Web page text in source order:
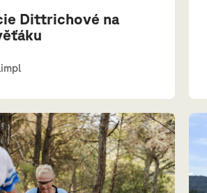
Dittrichové na